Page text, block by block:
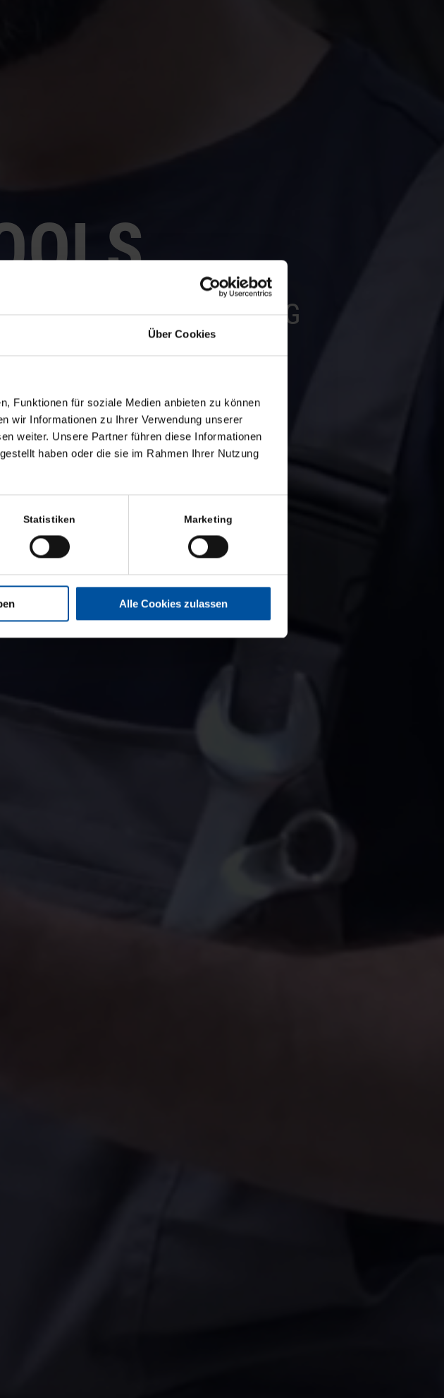
Über Cookies
Funktionen für soziale Medien anbieten zu können
wir Informationen zu Ihrer Verwendung unserer
weiter. Unsere Partner führen diese Informationen
haben oder die sie im Rahmen Ihrer Nutzung
Statistiken Marketing
Alle Cookies zulassen
VERWALTUNG
transparent und komfortabel:
das Lager kommissioniert und
So entsteht ein
und einfach im Handling.